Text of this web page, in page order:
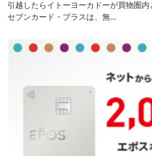
引越したらイトーヨーカドーが買物圏内
セブンカード・プラスは、無...